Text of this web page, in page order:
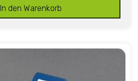
In den Warenkorb